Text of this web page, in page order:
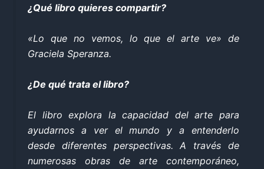
¿Qué libro quieres compartir?
«Lo que no vemos, lo que el arte ve» de
Graciela Speranza.
¿De qué trata el libro?
El libro explora la capacidad del arte para
ayudarnos a ver el mundo y a entenderlo
desde diferentes perspectivas. A través de
numerosas obras de arte contemporáneo,